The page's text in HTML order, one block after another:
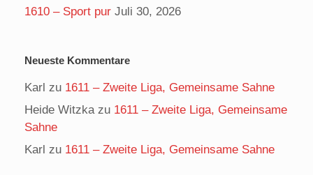
1610 – Sport pur Juli 30, 2026
Neueste Kommentare
Karl zu 1611 – Zweite Liga, Gemeinsame Sahne
Heide Witzkazu 1611 – Zweite Liga, Gemeinsame
Sahne
Karl zu 1611 – Zweite Liga, Gemeinsame Sahne